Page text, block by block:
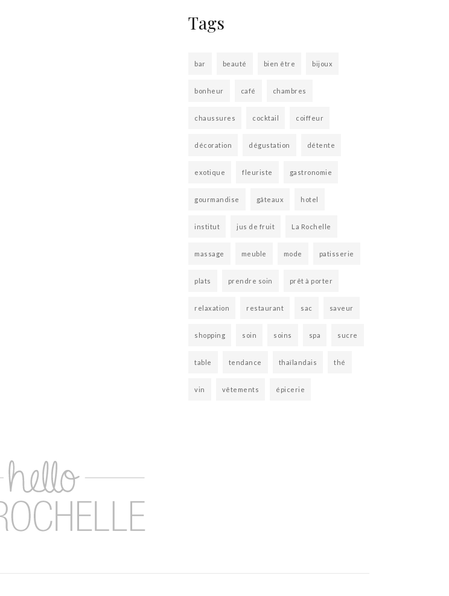
Tags
bar beauté bien être bijoux
bonheur café chambres
chaussures cocktail coiffeur
décoration dégustation détente
exotique fleuriste gastronomie
gourmandise gâteaux hotel
institut jus de fruit La Rochelle
massage meuble mode patisserie
plats prendre soin prêt à porter
relaxation restaurant sac saveur
shopping soin soins spa sucre
table tendance thaïlandais thé
vin vêtements épicerie